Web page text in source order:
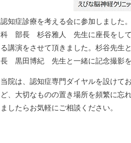
認知症診療を考える会に参加しまし
科 部長 杉谷雅人 先生に座長をして
る講演をさせて頂きました。杉谷先
長 黒田博紀 先生と一緒に記念撮影を
当院は、認知症専門ダイヤルを設けて
ど、大切なものの置き場所を頻繁に忘
ましたらお気軽にご相談ください。